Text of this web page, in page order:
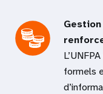
formels